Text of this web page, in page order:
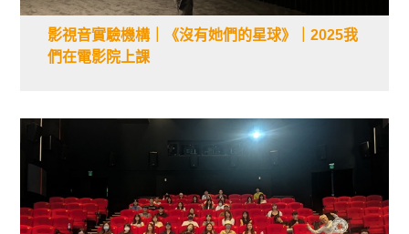
影視音實驗機構｜《沒有她們的星球》｜2025我
們在電影院上課